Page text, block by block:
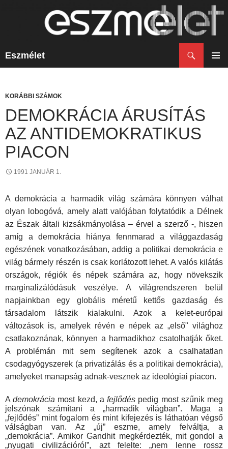
Eszmélet
KORÁBBI SZÁMOK
DEMOKRÁCIA ÁRUSÍTÁS
AZ ANTIDEMOKRATIKUS
PIACON
1991 JANUÁR 1.
A demokrácia a harmadik világ számára könnyen válhat
olyan lobogóvá, amely alatt valójában folytatódik a Délnek
az Észak általi kizsákmányolása – érvel a szerző -, hiszen
amíg a demokrácia hiánya fennmarad a világgazdaság
egészének vonatkozásában, addig a politikai demokrácia e
világ bármely részén is csak korlátozott lehet. A valós kilátás
országok, régiók és népek számára az, hogy növekszik
marginalizálódásuk veszélye. A világrendszeren belül
napjainkban egy globális méretű kettős gazdaság és
társadalom látszik kialakulni. Azok a kelet-európai
változások is, amelyek révén e népek az „első" világhoz
csatlakoznának, könnyen a harmadikhoz csatolhatják őket.
A problémán mit sem segítenek azok a csalhatatlan
csodagyógyszerek (a privatizálás és a politikai demokrácia),
amelyeket manapság adnak-vesznek az ideológiai piacon.
Ademokrácia most kezd, afejlődés pedig most szűnik meg
jelszónak számítani a „harmadik világban”. Maga a
„fejlődés” mint fogalom és mint kifejezés is láthatóan végső
válságban van. Az „új” eszme, amely felváltja, a
„demokrácia”. Amikor Gandhit megkérdezték, mit gondol a
„nyugati civilizációról”, azt felelte: „nem lenne rossz